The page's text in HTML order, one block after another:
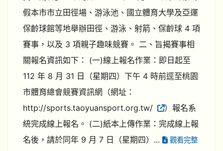
假本市市立田徑場、游泳池、國立體育大學及亞運
保齡球館等地舉辦田徑、游泳、射箭、保齡球 4 項
賽事，以及 3 項親子趣味競賽。 二、旨揭賽事相
關報名資訊如下： (一)線上報名作業：即日起至
112 年 8 月 31 日（星期四）下午 4 時前逕至桃園
市體育總會競賽資訊網（網址：
http://sports.taoyuansport.org.tw/
）報名系
統完成線上報名。 (二)紙本上傳作業：完成線上報
名後，請於同年 9 月 7 日（星期四）...
觀看完整